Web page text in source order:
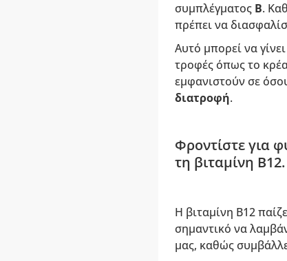
συμπλέγματος Β.
πρέπει να
Αυτό μπορεί να
τροφές όπως το
εμφανιστούν σε
διατροφή.
Φροντίστε για
τη βιταμίνη Β12.
Η βιταμίνη Β12
σημαντικό να
μας, καθώς